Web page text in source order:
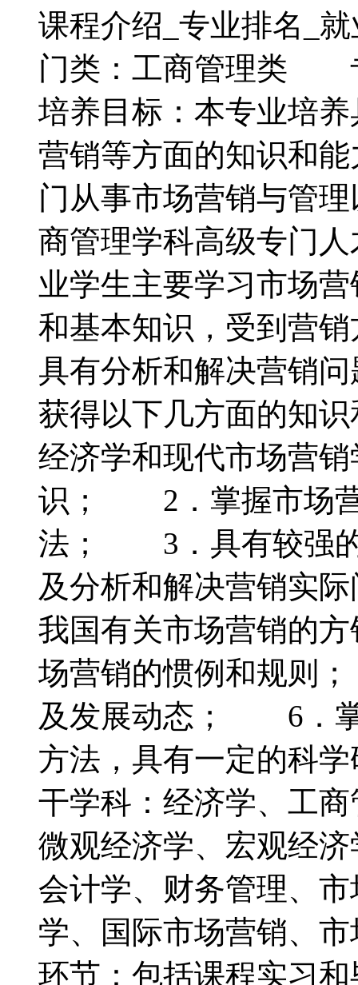
课程介绍_专业排
门类：工商管理类
培养目标：本专业培
营销等方面的知识和
门从事市场营销与管
商管理学科高级专门
业学生主要学习市场
和基本知识，受到营
具有分析和解决营销
获得以下几方面的知
经济学和现代市场营
识； 2．掌握市场营
法； 3．具有较强的
及分析和解决营销实
我国有关市场营销的
场营销的惯例和规则
及发展动态； 6．掌
方法，具有一定的科
干学科：经济学、工
微观经济学、宏观经
会计学、财务管理、
学、国际市场营销、
环节：包括课程实习